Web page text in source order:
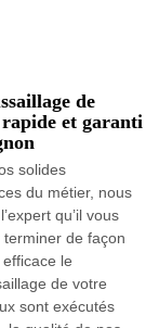
de
et garanti
solides
du métier, nous
qu’il vous
de façon
le
de votre
sont exécutés